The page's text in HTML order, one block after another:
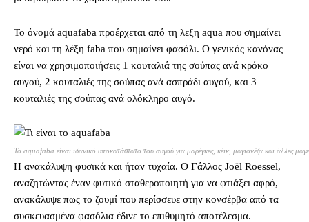
Το όνομά aquafaba προέρχεται από τη λεξη aqua που σημαίνει
νερό και τη λέξη faba που σημαίνει φασόλι. Ο γενικός κανόνας
είναι να χρησιμοποιήσεις 1 κουταλιά της σούπας ανά κρόκο
αυγού, 2 κουταλιές της σούπας ανά ασπράδι αυγού, και 3
κουταλιές της σούπας ανά ολόκληρο αυγό.
To aquafaba είναι ιδανικό υποκατάστατο του αυγού για μαρέγκες, κέικ, μαγιονέζα και άλλες
Η ανακάλυψη φυσικά και ήταν τυχαία. Ο Γάλλος Joël Roessel,
αναζητώντας έναν φυτικό σταθεροποιητή για να φτιάξει αφρό,
ανακάλυψε πως το ζουμί που περίσσευε στην κονσέρβα από τα
συσκευασμένα φασόλια έδινε το επιθυμητό αποτέλεσμα.